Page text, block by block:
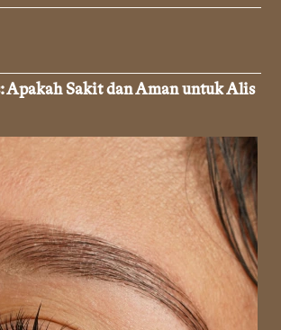
Apakah Sakit dan Aman untuk Alis